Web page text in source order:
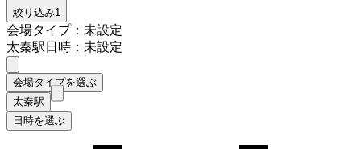
絞り込み1
会場タイプ：未設定
太秦駅日時：未設定
会場タイプを選ぶ
太秦駅
日時を選ぶ